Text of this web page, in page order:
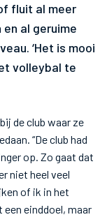
fluit al meer
al geruime
‘Het is mooi
volleybal te
de club waar ze
“De club had
op. Zo gaat dat
niet heel veel
of ik in het
einddoel, maar